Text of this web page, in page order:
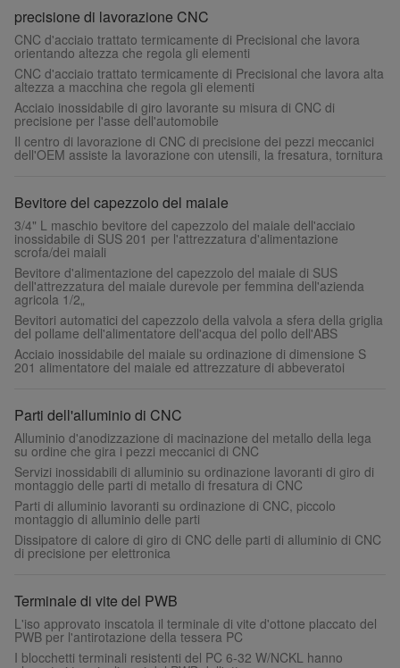
precisione di lavorazione CNC
CNC d'acciaio trattato termicamente di Precisional che lavora
orientando altezza che regola gli elementi
CNC d'acciaio trattato termicamente di Precisional che lavora alta
altezza a macchina che regola gli elementi
Acciaio inossidabile di giro lavorante su misura di CNC di
precisione per l'asse dell'automobile
Il centro di lavorazione di CNC di precisione dei pezzi meccanici
dell'OEM assiste la lavorazione con utensili, la fresatura, tornitura
Bevitore del capezzolo del maiale
3/4" L maschio bevitore del capezzolo del maiale dell'acciaio
inossidabile di SUS 201 per l'attrezzatura d'alimentazione
scrofa/dei maiali
Bevitore d'alimentazione del capezzolo del maiale di SUS
dell'attrezzatura del maiale durevole per femmina dell'azienda
agricola 1/2„
Bevitori automatici del capezzolo della valvola a sfera della griglia
del pollame dell'alimentatore dell'acqua del pollo dell'ABS
Acciaio inossidabile del maiale su ordinazione di dimensione S
201 alimentatore del maiale ed attrezzature di abbeveratoi
Parti dell'alluminio di CNC
Alluminio d'anodizzazione di macinazione del metallo della lega
su ordine che gira i pezzi meccanici di CNC
Servizi inossidabili di alluminio su ordinazione lavoranti di giro di
montaggio delle parti di metallo di fresatura di CNC
Parti di alluminio lavoranti su ordinazione di CNC, piccolo
montaggio di alluminio delle parti
Dissipatore di calore di giro di CNC delle parti di alluminio di CNC
di precisione per elettronica
Terminale di vite del PWB
L'iso approvato inscatola il terminale di vite d'ottone placcato del
PWB per l'antirotazione della tessera PC
I blocchetti terminali resistenti del PC 6-32 W/NCKL hanno